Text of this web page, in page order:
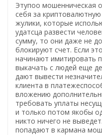
Этупоо мошенническая
себя за
жулики, которые
удатсца развести
сумму, то они даже не
блокируют счет. Если
начинают имитировать
выкачать с людей еще
дают вывести
клиента в
вложению
требовать уплаты
и только потом якобы
никто ничего не
попадают в кармана